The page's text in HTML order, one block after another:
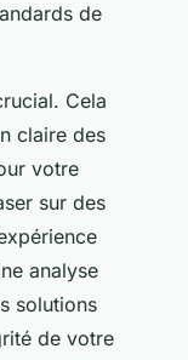
de
Cela
claire des
votre
sur des
analyse
solutions
de votre